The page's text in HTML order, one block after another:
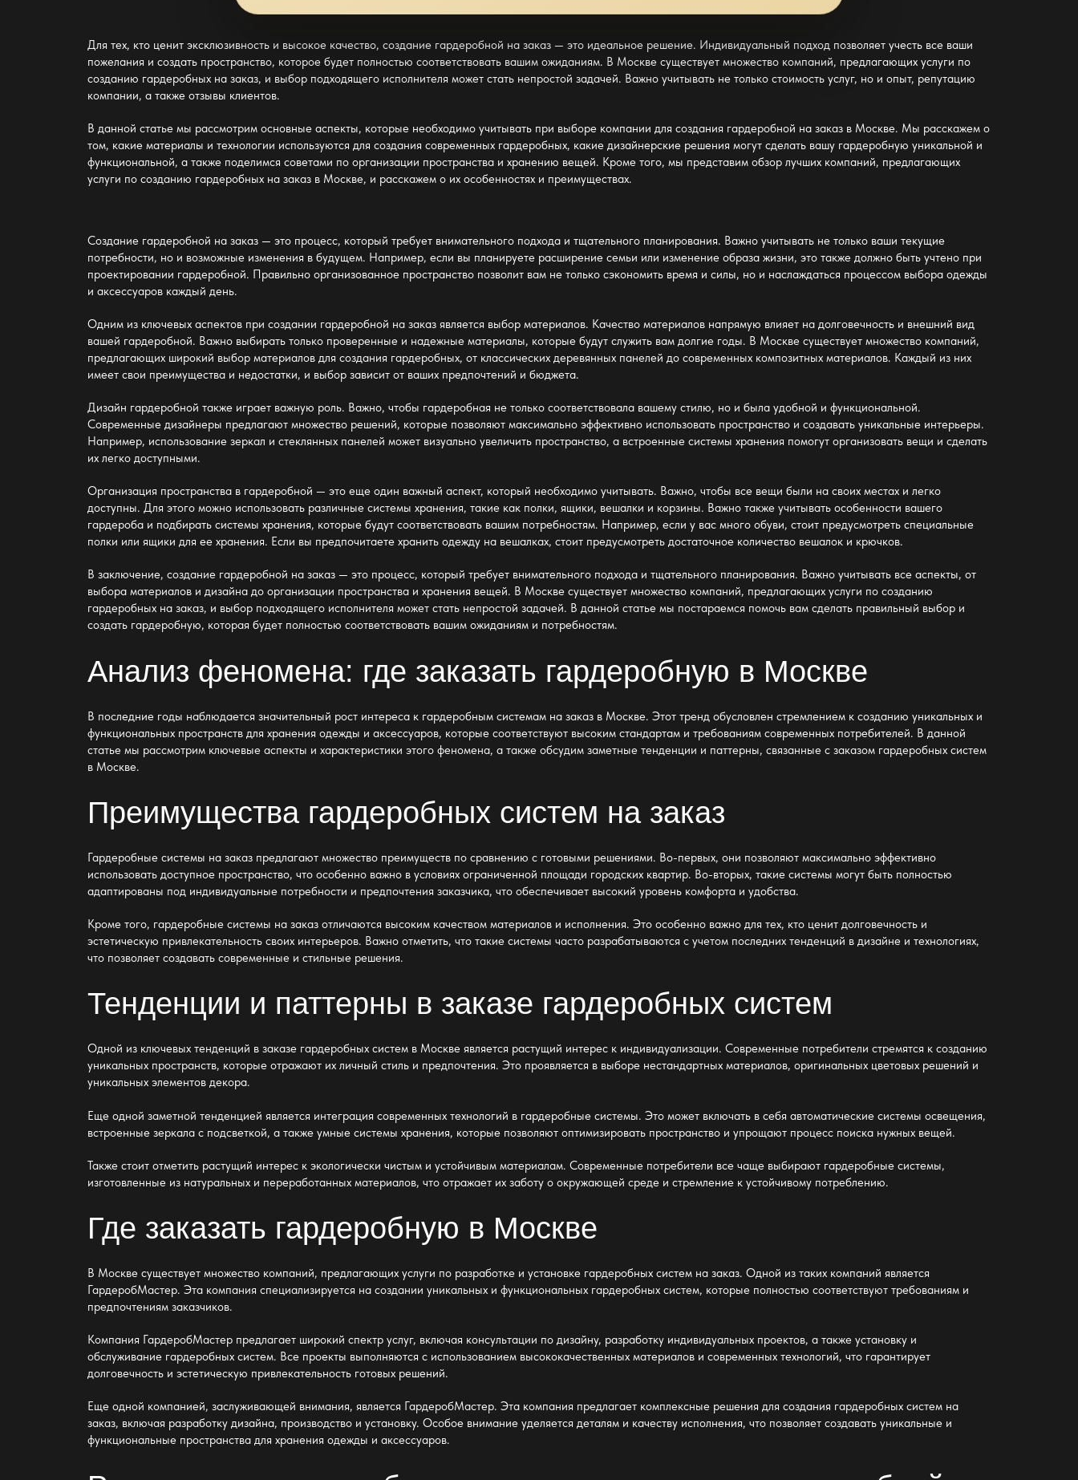
Для тех, кто ценит эксклюзивность и высокое качество, создание гардеробной на заказ — это идеальное решение. Индивидуальный подход позволяет учесть все ваши
пожелания и создать пространство, которое будет полностью соответствовать вашим ожиданиям. В Москве существует множество компаний, предлагающих услуги по
созданию гардеробных на заказ, и выбор подходящего исполнителя может стать непростой задачей. Важно учитывать не только стоимость услуг, но и опыт, репутацию
компании, а также отзывы клиентов.
В данной статье мы рассмотрим основные аспекты, которые необходимо учитывать при выборе компании для создания гардеробной на заказ в Москве. Мы расскажем о
том, какие материалы и технологии используются для создания современных гардеробных, какие дизайнерские решения могут сделать вашу гардеробную уникальной и
функциональной, а также поделимся советами по организации пространства и хранению вещей. Кроме того, мы представим обзор лучших компаний, предлагающих
услуги по созданию гардеробных на заказ в Москве, и расскажем о их особенностях и преимуществах.
Создание гардеробной на заказ — это процесс, который требует внимательного подхода и тщательного планирования. Важно учитывать не только ваши текущие
потребности, но и возможные изменения в будущем. Например, если вы планируете расширение семьи или изменение образа жизни, это также должно быть учтено при
проектировании гардеробной. Правильно организованное пространство позволит вам не только сэкономить время и силы, но и наслаждаться процессом выбора одежды
и аксессуаров каждый день.
Одним из ключевых аспектов при создании гардеробной на заказ является выбор материалов. Качество материалов напрямую влияет на долговечность и внешний вид
вашей гардеробной. Важно выбирать только проверенные и надежные материалы, которые будут служить вам долгие годы. В Москве существует множество компаний,
предлагающих широкий выбор материалов для создания гардеробных, от классических деревянных панелей до современных композитных материалов. Каждый из них
имеет свои преимущества и недостатки, и выбор зависит от ваших предпочтений и бюджета.
Дизайн гардеробной также играет важную роль. Важно, чтобы гардеробная не только соответствовала вашему стилю, но и была удобной и функциональной.
Современные дизайнеры предлагают множество решений, которые позволяют максимально эффективно использовать пространство и создавать уникальные интерьеры.
Например, использование зеркал и стеклянных панелей может визуально увеличить пространство, а встроенные системы хранения помогут организовать вещи и сделать
их легко доступными.
Организация пространства в гардеробной — это еще один важный аспект, который необходимо учитывать. Важно, чтобы все вещи были на своих местах и легко
доступны. Для этого можно использовать различные системы хранения, такие как полки, ящики, вешалки и корзины. Важно также учитывать особенности вашего
гардероба и подбирать системы хранения, которые будут соответствовать вашим потребностям. Например, если у вас много обуви, стоит предусмотреть специальные
полки или ящики для ее хранения. Если вы предпочитаете хранить одежду на вешалках, стоит предусмотреть достаточное количество вешалок и крючков.
В заключение, создание гардеробной на заказ — это процесс, который требует внимательного подхода и тщательного планирования. Важно учитывать все аспекты, от
выбора материалов и дизайна до организации пространства и хранения вещей. В Москве существует множество компаний, предлагающих услуги по созданию
гардеробных на заказ, и выбор подходящего исполнителя может стать непростой задачей. В данной статье мы постараемся помочь вам сделать правильный выбор и
создать гардеробную, которая будет полностью соответствовать вашим ожиданиям и потребностям.
Анализ феномена: где заказать гардеробную в Москве
В последние годы наблюдается значительный рост интереса к гардеробным системам на заказ в Москве. Этот тренд обусловлен стремлением к созданию уникальных и
функциональных пространств для хранения одежды и аксессуаров, которые соответствуют высоким стандартам и требованиям современных потребителей. В данной
статье мы рассмотрим ключевые аспекты и характеристики этого феномена, а также обсудим заметные тенденции и паттерны, связанные с заказом гардеробных систем
в Москве.
Преимущества гардеробных систем на заказ
Гардеробные системы на заказ предлагают множество преимуществ по сравнению с готовыми решениями. Во-первых, они позволяют максимально эффективно
использовать доступное пространство, что особенно важно в условиях ограниченной площади городских квартир. Во-вторых, такие системы могут быть полностью
адаптированы под индивидуальные потребности и предпочтения заказчика, что обеспечивает высокий уровень комфорта и удобства.
Кроме того, гардеробные системы на заказ отличаются высоким качеством материалов и исполнения. Это особенно важно для тех, кто ценит долговечность и
эстетическую привлекательность своих интерьеров. Важно отметить, что такие системы часто разрабатываются с учетом последних тенденций в дизайне и технологиях,
что позволяет создавать современные и стильные решения.
Тенденции и паттерны в заказе гардеробных систем
Одной из ключевых тенденций в заказе гардеробных систем в Москве является растущий интерес к индивидуализации. Современные потребители стремятся к созданию
уникальных пространств, которые отражают их личный стиль и предпочтения. Это проявляется в выборе нестандартных материалов, оригинальных цветовых решений и
уникальных элементов декора.
Еще одной заметной тенденцией является интеграция современных технологий в гардеробные системы. Это может включать в себя автоматические системы освещения,
встроенные зеркала с подсветкой, а также умные системы хранения, которые позволяют оптимизировать пространство и упрощают процесс поиска нужных вещей.
Также стоит отметить растущий интерес к экологически чистым и устойчивым материалам. Современные потребители все чаще выбирают гардеробные системы,
изготовленные из натуральных и переработанных материалов, что отражает их заботу о окружающей среде и стремление к устойчивому потреблению.
Где заказать гардеробную в Москве
В Москве существует множество компаний, предлагающих услуги по разработке и установке гардеробных систем на заказ. Одной из таких компаний является
ГардеробМастер. Эта компания специализируется на создании уникальных и функциональных гардеробных систем, которые полностью соответствуют требованиям и
предпочтениям заказчиков.
Компания ГардеробМастер предлагает широкий спектр услуг, включая консультации по дизайну, разработку индивидуальных проектов, а также установку и
обслуживание гардеробных систем. Все проекты выполняются с использованием высококачественных материалов и современных технологий, что гарантирует
долговечность и эстетическую привлекательность готовых решений.
Еще одной компанией, заслуживающей внимания, является ГардеробМастер. Эта компания предлагает комплексные решения для создания гардеробных систем на
заказ, включая разработку дизайна, производство и установку. Особое внимание уделяется деталям и качеству исполнения, что позволяет создавать уникальные и
функциональные пространства для хранения одежды и аксессуаров.